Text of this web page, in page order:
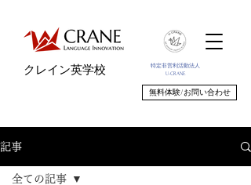
特定非営利活動法人
U-CRANE
クレイン英学校
無料体験/お問い合わせ
記事
全ての記事